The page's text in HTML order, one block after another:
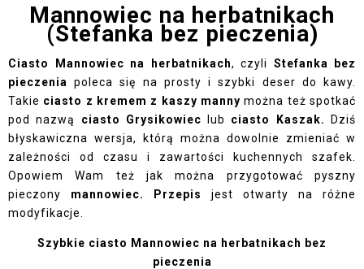
Mannowiec na herbatnikach
(Stefanka bez pieczenia)
Ciasto Mannowiec na herbatnikach, czyli Stefanka bez
pieczenia
poleca się na prosty i szybki deser do kawy.
Takie ciasto z kremem z kaszy manny można też spotkać
pod nazwą ciasto Grysikowiec lub ciasto Kaszak. Dziś
błyskawiczna wersja, którą można dowolnie zmieniać w
zależności od czasu i zawartości kuchennych szafek.
Opowiem Wam też jak można przygotować pyszny
pieczony mannowiec. Przepis
jest otwarty na różne
modyfikacje.
Szybkie ciasto Mannowiec na herbatnikach bez
pieczenia